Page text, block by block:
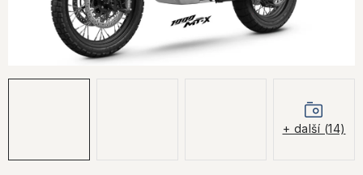
JAK NAKUPOVAT
OBCHODNÍ PODMÍNKY
Jak nakupovat
+ další (14)